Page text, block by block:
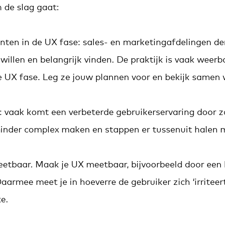
de slag gaat:
in de UX fase: sales- en marketingafdelingen
en belangrijk vinden. De praktijk is vaak
UX fase. Leg ze jouw plannen voor en bekijk samen
vaak komt een verbeterde gebruikerservaring door
complex maken en stappen er tussenuit halen
Maak je UX meetbaar, bijvoorbeeld door
meet je in hoeverre de gebruiker zich